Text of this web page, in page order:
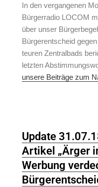
In den vergangenen
Bürgerradio LOCOM
über unser
Bürgerentscheid
teuren Zentralbads
letzten
unsere Beiträge zum
Update
Artikel „Ärger
Werbung